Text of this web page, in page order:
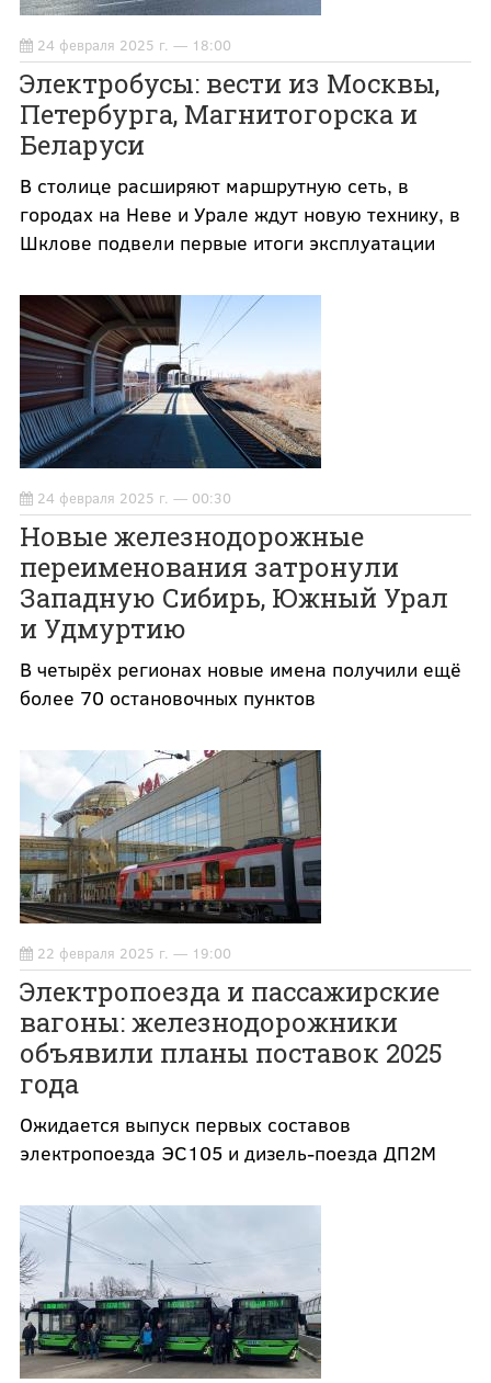
24 февраля 2025 г. — 18:00
Электробусы: вести из Москвы,
Петербурга, Магнитогорска и
Беларуси
В столице расширяют маршрутную сеть, в
городах на Неве и Урале ждут новую технику, в
Шклове подвели первые итоги эксплуатации
24 февраля 2025 г. — 00:30
Новые железнодорожные
переименования затронули
Западную Сибирь, Южный Урал
и Удмуртию
В четырёх регионах новые имена получили ещё
более 70 остановочных пунктов
22 февраля 2025 г. — 19:00
Электропоезда и пассажирские
вагоны: железнодорожники
объявили планы поставок 2025
года
Ожидается выпуск первых составов
электропоезда ЭС105 и дизель-поезда ДП2М